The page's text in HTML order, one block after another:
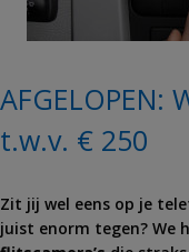
AFGELOPEN:
t.w.v. € 250
Zit jij wel eens op je
juist enorm tegen? We